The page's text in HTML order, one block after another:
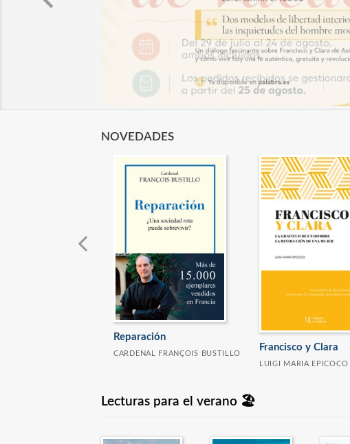
NOVEDADES
Reparación
CARDENAL FRANÇOIS BUSTILLO
Francisco y Clara
LUIGI MARIA EPICOCO
Lecturas para el verano 🏖️